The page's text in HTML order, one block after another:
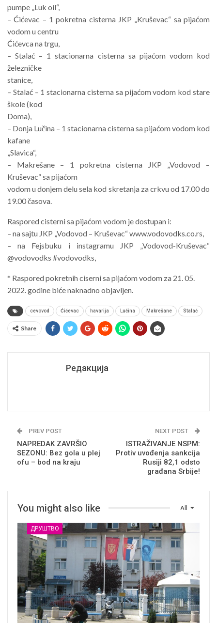
pumpe „Luk oil“,
– Ćićevac – 1 pokretna cisterna JKP „Kruševac“ sa pijaćom
vodom u centru
Ćićevca na trgu,
– Stalać – 1 stacionarna cisterna sa pijaćom vodom kod
železničke
stanice,
– Stalać – 1 stacionarna cisterna sa pijaćom vodom kod stare
škole (kod
Doma),
– Donja Lučina – 1 stacionarna cisterna sa pijaćom vodom kod
kafane
„Slavica“,
– Makrešane – 1 pokretna cisterna JKP „Vodovod –
Kruševac“ sa pijaćom
vodom u donjem delu sela kod skretanja za crkvu od 17.00 do
19.00 časova.
Raspored cisterni sa pijaćom vodom je dostupan i:
– na sajtu JKP „Vodovod – Kruševac“ www.vodovodks.co.rs,
– na Fejsbuku i instagramu JKP „Vodovod-Kruševac“
@vodovodks #vodovodks,
* Raspored pokretnih ciserni sa pijaćom vodom za 21. 05.
2022. godine biće naknadno objavljen.
cevovod Ćićevac havarija Lučina Makrešane Stalać
Share
Редакција
PREV POST
NAPREDAK ZAVRŠIO
SEZONU: Bez gola u plej
ofu – bod na kraju
NEXT POST
ISTRAŽIVANJE NSPM:
Protiv uvođenja sankcija
Rusiji 82,1 odsto
građana Srbije!
All
You might also like
ДРУШТВО